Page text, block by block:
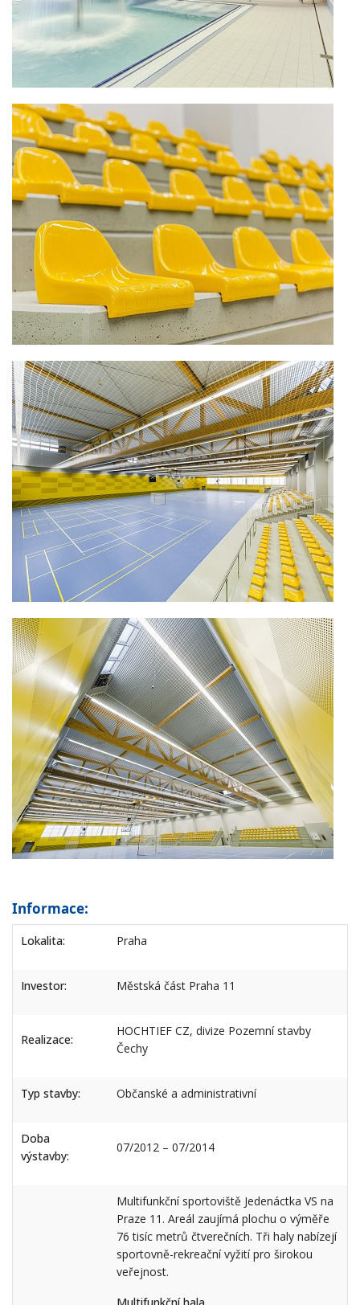
Informace:
Lokalita: Praha
Investor: Městská část Praha 11
Realizace:
HOCHTIEF CZ, divize Pozemní stavby
Čechy
Typ stavby: Občanské a administrativní
Doba
výstavby:
07/2012 – 07/2014
Multifunkční sportoviště Jedenáctka VS na
Praze 11. Areál zaujímá plochu o výměře
76 tisíc metrů čtverečních. Tři haly nabízejí
sportovně-rekreační vyžití pro širokou
veřejnost.